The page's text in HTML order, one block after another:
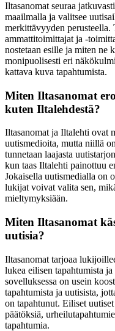
Iltasanomat seuraa
maailmalla ja valitsee
merkittävyyden perusteella.
ammattitoimittajat ja -
nostetaan esille ja miten ne
monipuolisesti eri
kattava kuva tapahtumista.
Miten Iltasanomat
kuten Iltalehdestä?
Iltasanomat ja Iltalehti ovat
uutismedioita, mutta niillä
tunnetaan laajasta
kun taas Iltalehti painottuu
Jokaisella uutismedialla on
lukijat voivat valita sen,
mieltymyksiään.
Miten Iltasanomat
uutisia?
Iltasanomat tarjoaa
lukea eilisen tapahtumista
sovelluksessa on usein
tapahtumista ja uutisista,
on tapahtunut. Eiliset
päätöksiä,
tapahtumia.